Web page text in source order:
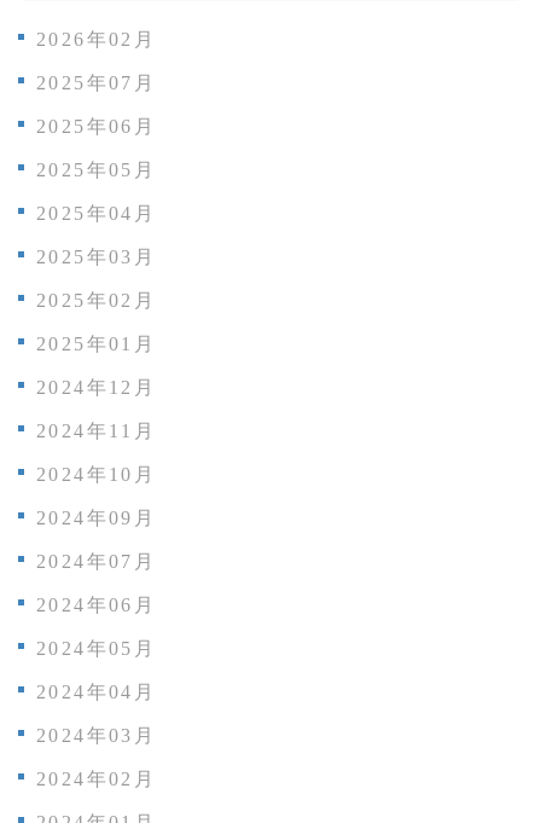
2026年02月
2025年07月
2025年06月
2025年05月
2025年04月
2025年03月
2025年02月
2025年01月
2024年12月
2024年11月
2024年10月
2024年09月
2024年07月
2024年06月
2024年05月
2024年04月
2024年03月
2024年02月